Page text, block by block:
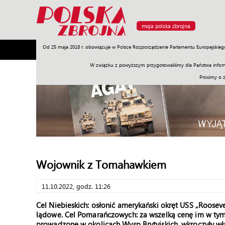
moja polska zbrojna
Od 25 maja 2018 r. obowiązuje w Polsce Rozporządzenie Parlamentu
W związku z powyższym przygotowaliśmy dla Państwa
Prosimy o
Armia Poligon Sprzęt Misje Polityka Prawo
Wojownik z Tomahawkiem
11.10.2022, godz. 11:26
Cel Niebieskich: osłonić amerykański okręt USS
lądowe. Cel Pomarańczowych: za wszelką cenę im w